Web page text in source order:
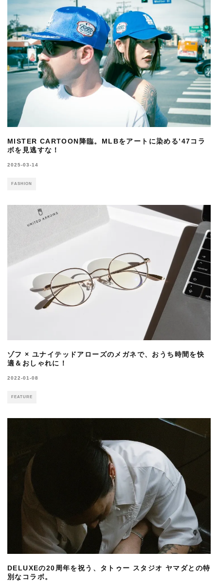
MISTER CARTOON降臨。MLBをアートに染める’47コラ
ボを見逃すな！
2025-03-14
FASHION
ゾフ × ユナイテッドアローズのメガネで、おうち時間を快
適＆おしゃれに！
2022-01-08
FEATURE
DELUXEの20周年を祝う、タトゥー スタジオ ヤマダとの特
別なコラボ。